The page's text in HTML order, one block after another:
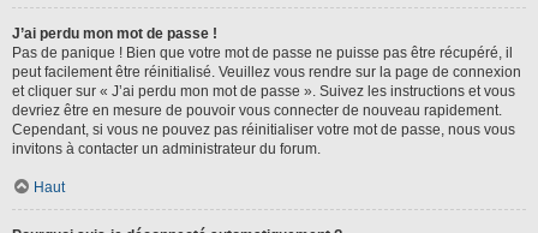
J’ai perdu mon mot de passe !
Pas de panique ! Bien que votre mot de passe ne puisse pas être récupéré, il
peut facilement être réinitialisé. Veuillez vous rendre sur la page de connexion
et cliquer sur « J’ai perdu mon mot de passe ». Suivez les instructions et vous
devriez être en mesure de pouvoir vous connecter de nouveau rapidement.
Cependant, si vous ne pouvez pas réinitialiser votre mot de passe, nous vous
invitons à contacter un administrateur du forum.
Haut